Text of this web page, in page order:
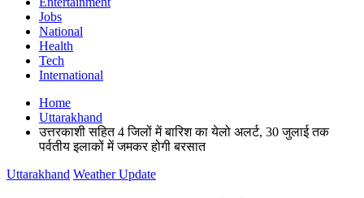
Jobs
National
Health
Tech
International
Home
Uttarakhand
उत्तरकाशी सहित 4 जिलों में बारिश का येलो अलर्ट, 30 जुलाई तक
पर्वतीय इलाकों में जमकर होगी बरसात
Uttarakhand Weather Update